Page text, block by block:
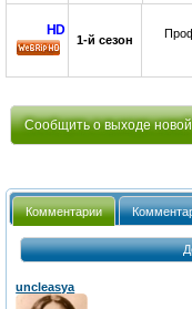
HD
1-й сезон
Сообщить о выходе
Комментарии
uncleasya